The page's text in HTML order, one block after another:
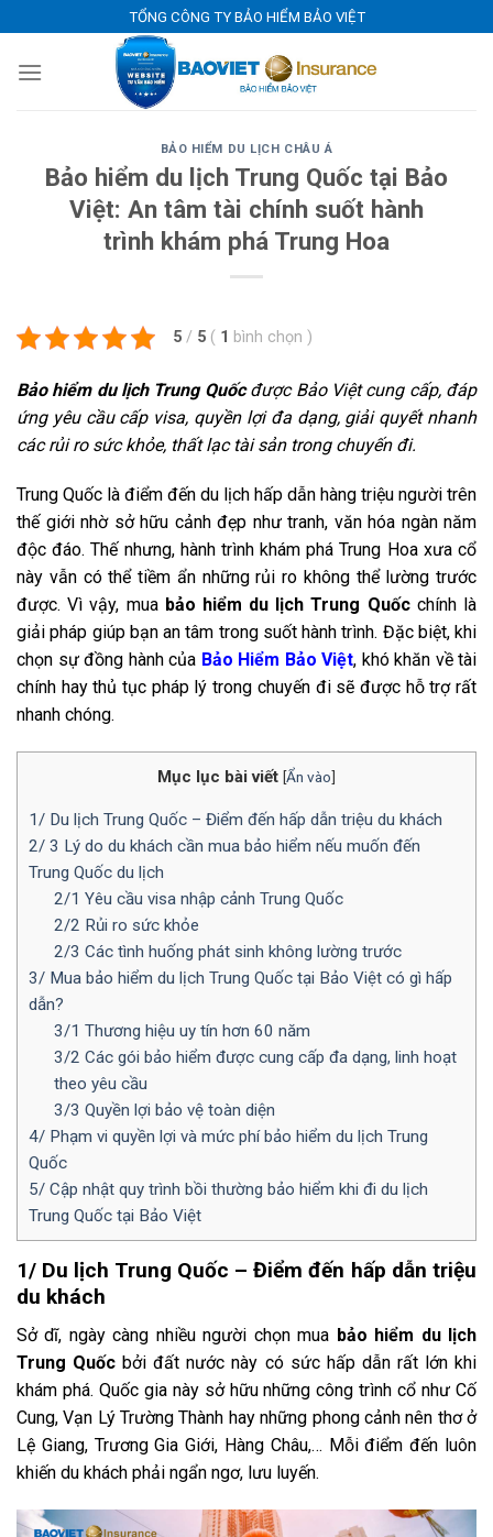
to
content
TỔNG CÔNG TY BẢO HIỂM BẢO VIỆT
BẢO HIỂM DU LỊCH CHÂU Á
Bảo hiểm du lịch Trung Quốc tại Bảo
Việt: An tâm tài chính suốt hành
trình khám phá Trung Hoa
5 / 5 ( 1 bình chọn )
Bảo hiểm du lịch Trung Quốcđược Bảo Việt cung cấp, đáp
ứng yêu cầu cấp visa, quyền lợi đa dạng, giải quyết nhanh
các rủi ro sức khỏe, thất lạc tài sản trong chuyến đi.
Trung Quốc là điểm đến du lịch hấp dẫn hàng triệu người trên
thế giới nhờ sở hữu cảnh đẹp như tranh, văn hóa ngàn năm
độc đáo. Thế nhưng, hành trình khám phá Trung Hoa xưa cổ
này vẫn có thể tiềm ẩn những rủi ro không thể lường trước
được. Vì vậy, mua bảo hiểm du lịch Trung Quốcchính là
giải pháp giúp bạn an tâm trong suốt hành trình. Đặc biệt, khi
chọn sự đồng hành của Bảo Hiểm Bảo Việt, khó khăn về tài
chính hay thủ tục pháp lý trong chuyến đi sẽ được hỗ trợ rất
nhanh chóng.
Mục lục bài viết [Ẩn vào]
1/ Du lịch Trung Quốc – Điểm đến hấp dẫn triệu du khách
2/ 3 Lý do du khách cần mua bảo hiểm nếu muốn đến
Trung Quốc du lịch
2/1 Yêu cầu visa nhập cảnh Trung Quốc
2/2 Rủi ro sức khỏe
2/3 Các tình huống phát sinh không lường trước
3/ Mua bảo hiểm du lịch Trung Quốc tại Bảo Việt có gì hấp
dẫn?
3/1 Thương hiệu uy tín hơn 60 năm
3/2 Các gói bảo hiểm được cung cấp đa dạng, linh hoạt
theo yêu cầu
3/3 Quyền lợi bảo vệ toàn diện
4/ Phạm vi quyền lợi và mức phí bảo hiểm du lịch Trung
Quốc
5/ Cập nhật quy trình bồi thường bảo hiểm khi đi du lịch
Trung Quốc tại Bảo Việt
1/ Du lịch Trung Quốc – Điểm đến hấp dẫn triệu
du khách
Sở dĩ, ngày càng nhiều người chọn mua bảo hiểm du lịch
Trung Quốc bởi đất nước này có sức hấp dẫn rất lớn khi
khám phá. Quốc gia này sở hữu những công trình cổ như Cố
Cung, Vạn Lý Trường Thành hay những phong cảnh nên thơ ở
Lệ Giang, Trương Gia Giới, Hàng Châu,… Mỗi điểm đến luôn
khiến du khách phải ngẩn ngơ, lưu luyến.